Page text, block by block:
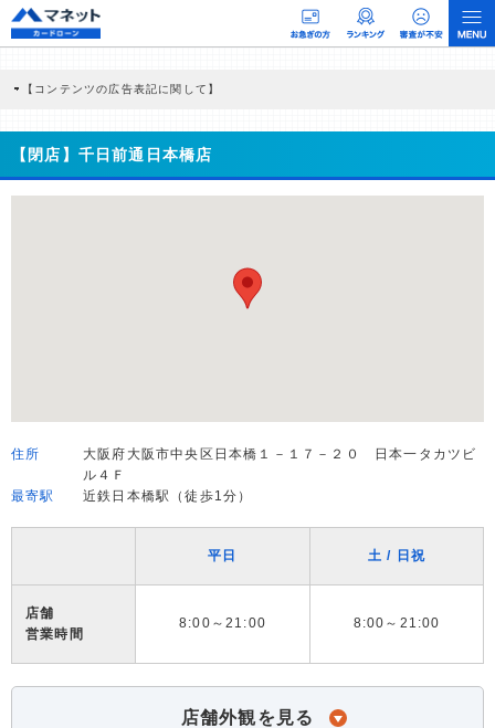
【コンテンツの広告表記に関して】
商品を根拠なくPRするものではなく、当編集部の調査／ユーザーへの口コミ収集な
どに基づき、公平性を担保した情報提供を行っています。
>提携企業一覧
【閉店】千日前通日本橋店
住所
大阪府大阪市中央区日本橋１－１７－２０ 日本一タカツビ
ル４Ｆ
最寄駅
近鉄日本橋駅（徒歩1分）
平日 土 / 日祝
店舗
営業時間
8:00～21:00 8:00～21:00
店舗外観を見る